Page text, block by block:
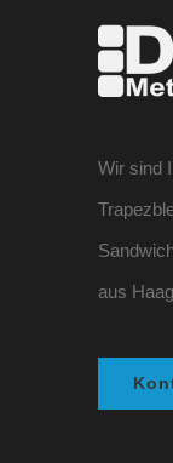
Wir sind
aus